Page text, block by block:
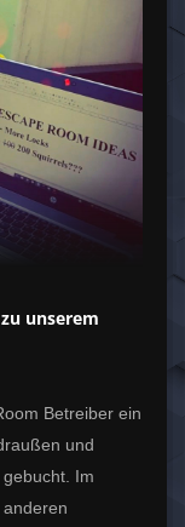
unserem
Betreiber ein
und
Im